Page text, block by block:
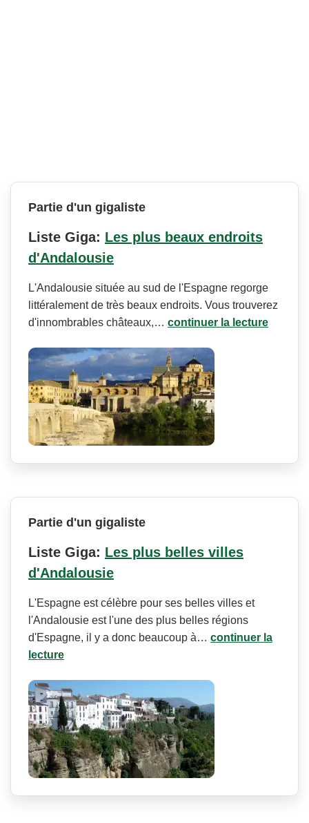
Partie d'un gigaliste
Liste Giga: Les plus beaux endroits
d'Andalousie
L'Andalousie située au sud de l'Espagne regorge
littéralement de très beaux endroits. Vous trouverez
d'innombrables châteaux,… continuer la lecture
Partie d'un gigaliste
Liste Giga: Les plus belles villes
d'Andalousie
L'Espagne est célèbre pour ses belles villes et
l'Andalousie est l'une des plus belles régions
d'Espagne, il y a donc beaucoup à… continuer la
lecture